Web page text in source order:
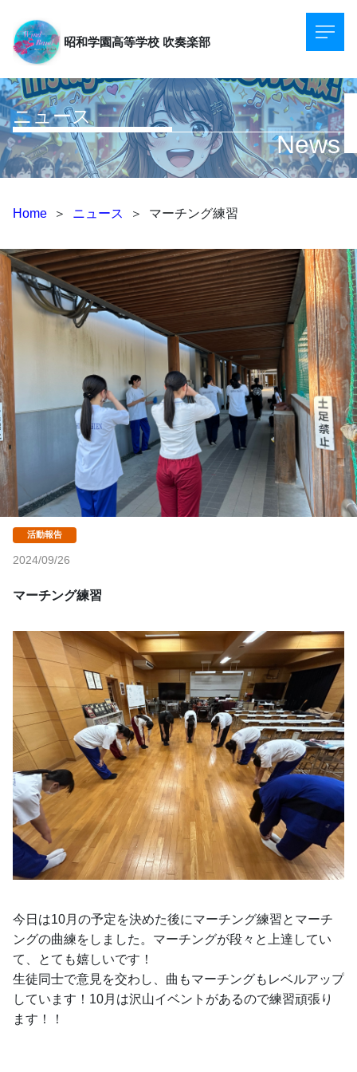
昭和学園高等学校 吹奏楽部
ニュース
News
Home ＞ ニュース ＞ マーチング練習
2024/09/26
マーチング練習
今日は10月の予定を決めた後にマーチング練習とマーチ
ングの曲練をしました。マーチングが段々と上達してい
て、とても嬉しいです！
生徒同士で意見を交わし、曲もマーチングもレベルアップ
しています！10月は沢山イベントがあるので練習頑張り
ます！！